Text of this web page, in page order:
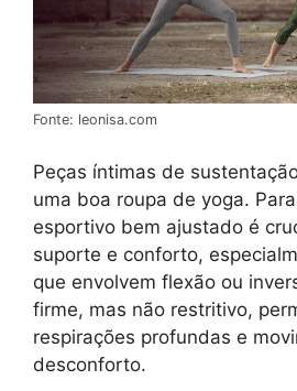
Fonte: leonisa.com
Peças íntimas de
uma boa roupa de yoga.
esportivo bem ajustado é
suporte e conforto,
que envolvem flexão ou
firme, mas não restritivo,
respirações profundas e
desconforto.